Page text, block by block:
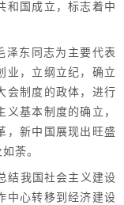
和国成立，标志着中
泽东同志为主要代表
业，立纲立纪，确立
会制度的政体，进行
义基本制度的确立，
，新中国展现出旺盛
荼。
结我国社会主义建设
中心转移到经济建设